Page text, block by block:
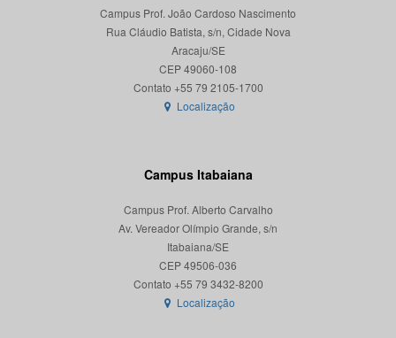
Campus Prof. João Cardoso Nascimento
Rua Cláudio Batista, s/n, Cidade Nova
Aracaju/SE
CEP 49060-108
Localização
Campus Itabaiana
Campus Prof. Alberto Carvalho
Av. Vereador Olímpio Grande, s/n
Itabaiana/SE
CEP 49506-036
Localização